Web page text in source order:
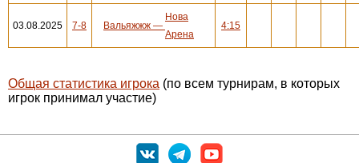
03.08.2025 7-8 Вальяжжж —
Нова
Арена
4:15
Общая статистика игрока (по всем турнирам, в которых
игрок принимал участие)